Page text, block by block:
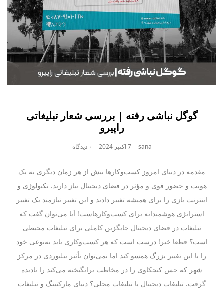
گوگل نباشی رفته | بررسی شعار تبلیغاتی
راپیرو
sana 7 اکتبر 2024 ۰ دیدگاه
مقدمه در دنیای امروز کسب‌وکارها بیش از هر زمان دیگری به یک
هویت و حضور قوی و مؤثر در فضای دیجیتال نیاز دارند. تکنولوژی و
اینترنت بازی را برای همیشه تغییر دادند و این تغییر نیازمند یک تغییر
استراتژی هوشمندانه برای کسب‌وکارهاست! آیا می‌توان گفت که
تبلیغات در فضای دیجیتال جایگزین کاملی برای تبلیغات محیطی
است؟ قطعا خیر! درست است که هر کسب‌وکاری باید به‌نوعی خود
را با این تغییر بزرگ همسو کند اما نمی‌توان تأثیر بیلبوردی در مرکز
شهر که حس کنجکاوی را در مخاطب برانگیخته می‌کند را نادیده
گرفت. تبلیغات دیجیتال یا تبلیغات محلی؟ دنیای مارکتینگ و تبلیغات